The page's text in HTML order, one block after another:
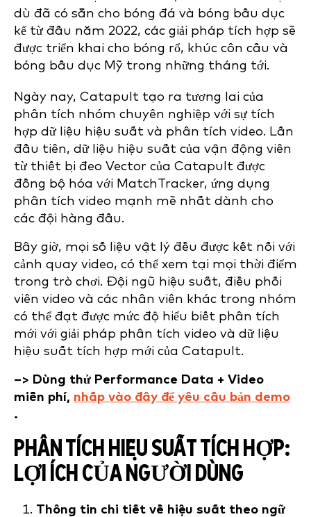
dù đã có sẵn cho bóng đá và bóng bầu dục
kể từ đầu năm 2022, các giải pháp tích hợp sẽ
được triển khai cho bóng rổ, khúc côn cầu và
bóng bầu dục Mỹ trong những tháng tới.
Ngày nay, Catapult tạo ra tương lai của
phân tích nhóm chuyên nghiệp với sự tích
hợp dữ liệu hiệu suất và phân tích video. Lần
đầu tiên, dữ liệu hiệu suất của vận động viên
từ thiết bị đeo Vector của Catapult được
đồng bộ hóa với MatchTracker, ứng dụng
phân tích video mạnh mẽ nhất dành cho
các đội hàng đầu.
Bây giờ, mọi số liệu vật lý đều được kết nối với
cảnh quay video, có thể xem tại mọi thời điểm
trong trò chơi. Đội ngũ hiệu suất, điều phối
viên video và các nhân viên khác trong nhóm
có thể đạt được mức độ hiểu biết phân tích
mới với giải pháp phân tích video và dữ liệu
hiệu suất tích hợp mới của Catapult.
–> Dùng thử Performance Data + Video
miễn phí, nhấp vào đây để yêu cầu bản demo
.
PHÂN TÍCH HIỆU SUẤT TÍCH HỢP:
LỢI ÍCH CỦA NGƯỜI DÙNG
Thông tin chi tiết về hiệu suất theo ngữ